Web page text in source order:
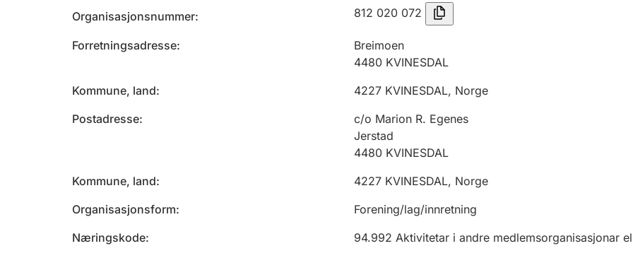
Organisasjonsnummer 812 020 072
Forretningsadresse
Breimoen
4480 KVINESDAL
Kommune, land
4227 KVINESDAL, Norge
Postadresse
c/o Marion R. Egenes
Jerstad
4480 KVINESDAL
Kommune, land
4227 KVINESDAL, Norge
Organisasjonsform
Forening/lag/innretning
Næringskode
94.992 Aktivitetar i andre medlemsorganisasjonar